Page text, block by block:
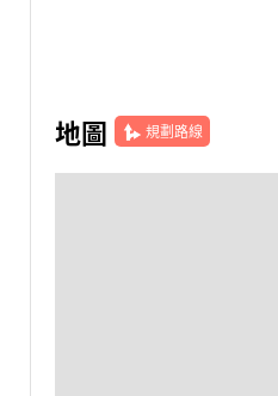
地圖 規劃路線